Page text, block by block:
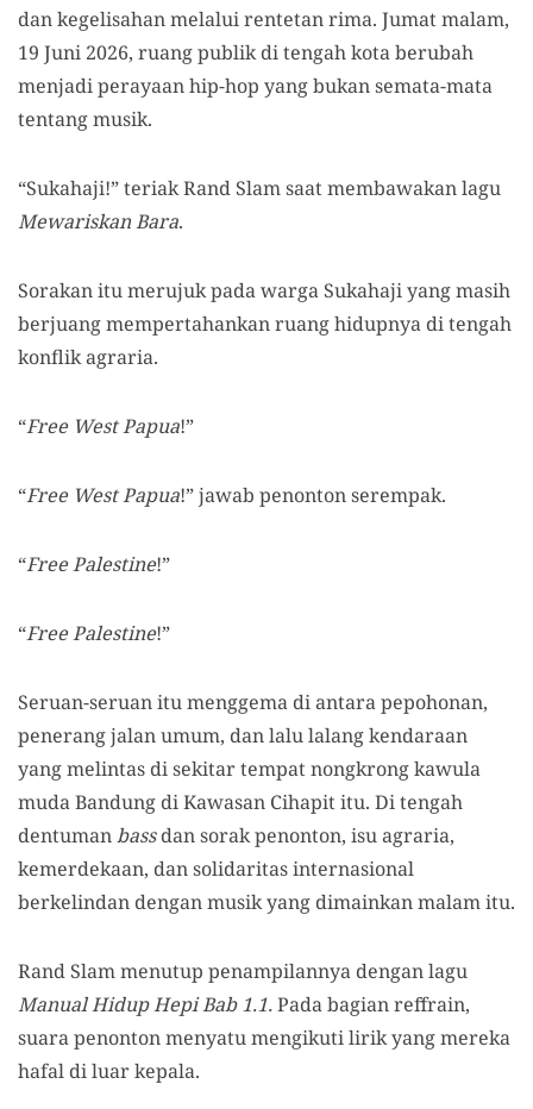
dan kegelisahan melalui rentetan rima. Jumat malam,
19 Juni 2026, ruang publik di tengah kota berubah
menjadi perayaan hip-hop yang bukan semata-mata
tentang musik.
“Sukahaji!” teriak Rand Slam saat membawakan lagu
Mewariskan Bara.
Sorakan itu merujuk pada warga Sukahaji yang masih
berjuang mempertahankan ruang hidupnya di tengah
konflik agraria.
“Free West Papua!”
“Free West Papua!” jawab penonton serempak.
“Free Palestine!”
“Free Palestine!”
Seruan-seruan itu menggema di antara pepohonan,
penerang jalan umum, dan lalu lalang kendaraan
yang melintas di sekitar tempat nongkrong kawula
muda Bandung di Kawasan Cihapit itu. Di tengah
dentumanbassdan sorak penonton, isu agraria,
kemerdekaan, dan solidaritas internasional
berkelindan dengan musik yang dimainkan malam itu.
Rand Slam menutup penampilannya dengan lagu
Manual Hidup Hepi Bab 1.1.Pada bagian reffrain,
suara penonton menyatu mengikuti lirik yang mereka
hafal di luar kepala.